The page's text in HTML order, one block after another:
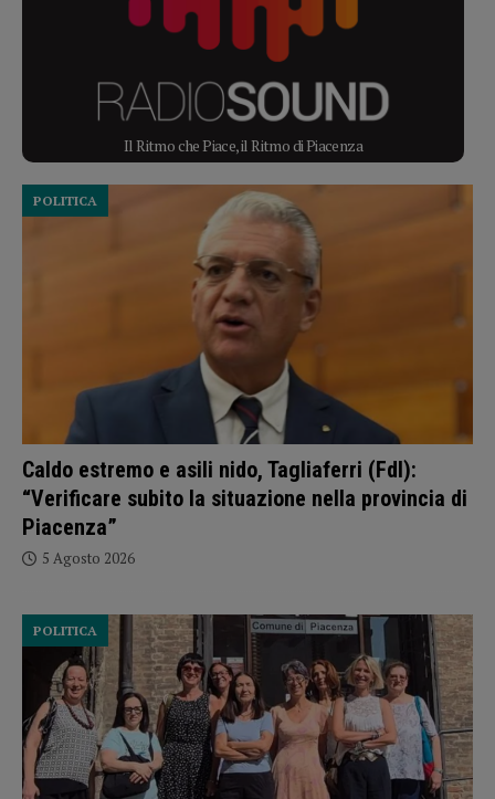
Il Ritmo che Piace, il Ritmo di Piacenza
Caldo estremo e asili nido, Tagliaferri (FdI):
“Verificare subito la situazione nella provincia di
Piacenza”
POLITICA
5 Agosto 2026
POLITICA